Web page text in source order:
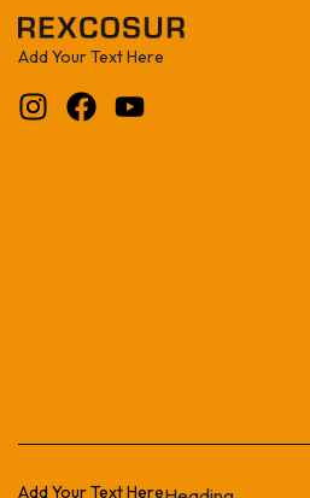
Add Your Text Here
Add Your Text Here